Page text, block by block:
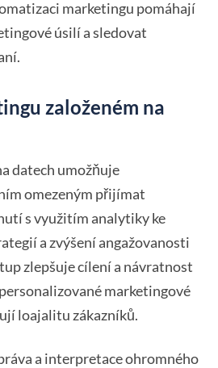
marketingu pomáhají
úsilí a sledovat
založeném na
datech umožňuje
omezeným přijímat
s využitím analytiky ke
a zvýšení angažovanosti
zlepšuje cílení a návratnost
marketingové
loajalitu zákazníků.
a interpretace ohromného